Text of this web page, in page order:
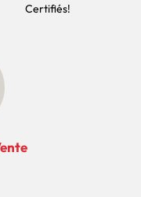
Certifiés!